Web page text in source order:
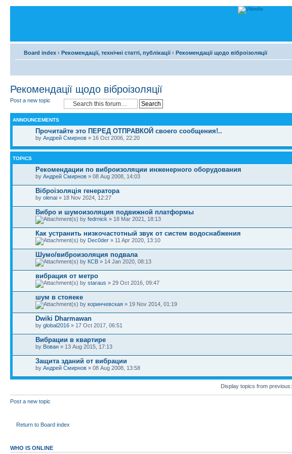
Board index ‹ Рекомендації, технічні статті, публікації ‹ Рекомендації щодо віброізоляції
Рекомендації щодо віброізоляції
Post a new topic
ANNOUNCEMENTS
Прочитайте это ПЕРЕД ОТПРАВКОЙ своего сообщения!..
by Андрей Смирнов » 16 Oct 2006, 22:20
TOPICS
Рекомендации по виброизоляции инженерного оборудования
by Андрей Смирнов » 08 Aug 2008, 14:03
Віброізоляція генератора
by olenai » 18 Nov 2024, 12:27
Вибро и шумоизоляция подвижной платформы
by fedrnick » 18 Mar 2021, 18:13
Как устранить низкочастотный звук от систем водоснабжения
by Dec0der » 11 Apr 2020, 13:10
Шумо/виброизоляция подвала
by КСВ » 14 Jan 2020, 08:13
вибрация от метро
by staraus » 29 Oct 2016, 09:47
шум в стояеке
by коринчевская » 19 Nov 2014, 01:19
Dwiki Dharmawan
by global2016 » 17 Oct 2017, 06:51
Вибрации в квартире
by Вован » 13 Aug 2015, 17:13
Защита зданий от вибрации
by Андрей Смирнов » 08 Aug 2008, 13:58
Display topics from previous:
Post a new topic
Return to Board index
WHO IS ONLINE